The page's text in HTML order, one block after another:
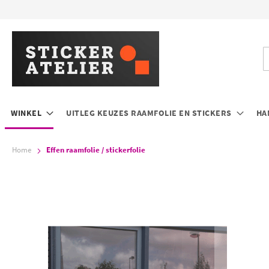
inhoud
WINKEL UITLEG KEUZES RAAMFOLIE EN STICKERS
Home Effen raamfolie / stickerfolie
afbeeldingen-